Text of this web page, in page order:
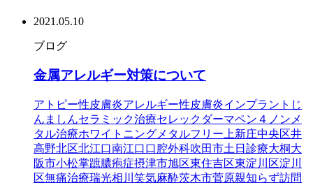
2021.05.10
ブログ
金属アレルギー対策について
アトピー性皮膚炎アレルギー性皮膚炎インプラント じ
んましんセラミック治療セレック ダーマペン４ ノンメ
タル治療ホワイトニング メタルフリー 上新庄中央区井
高野北区北江口南江口口腔外科吹田市土日診療大桐大
阪市小松掌蹠膿疱症摂津市旭区東住吉区東淀川区淀川
区無痛治療瑞光相川 笑気麻酔茨木市菅原親知らず訪問